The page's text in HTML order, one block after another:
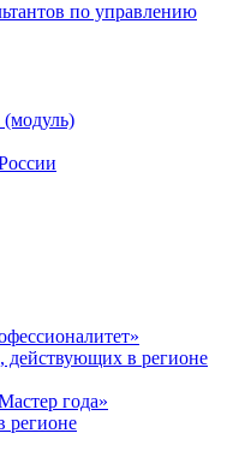
по управлению
(модуль)
в регионе
года»
регионе